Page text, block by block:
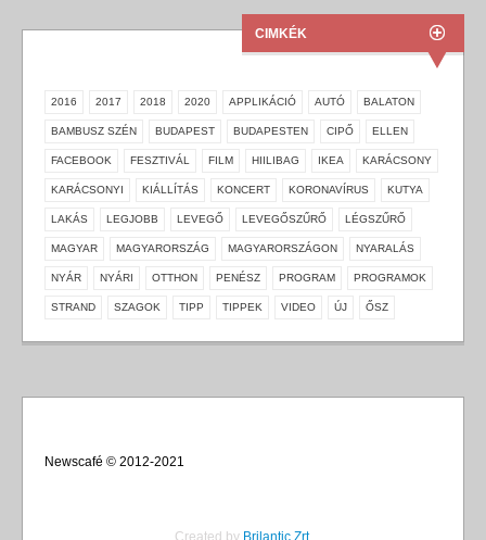
CIMKÉK
2016 2017 2018 2020 APPLIKÁCIÓ AUTÓ BALATON
BAMBUSZ SZÉN BUDAPEST BUDAPESTEN CIPŐ ELLEN
FACEBOOK FESZTIVÁL FILM HIILIBAG IKEA KARÁCSONY
KARÁCSONYI KIÁLLÍTÁS KONCERT KORONAVÍRUS KUTYA
LAKÁS LEGJOBB LEVEGŐ LEVEGŐSZŰRŐ LÉGSZŰRŐ
MAGYAR MAGYARORSZÁG MAGYARORSZÁGON NYARALÁS
NYÁR NYÁRI OTTHON PENÉSZ PROGRAM PROGRAMOK
STRAND SZAGOK TIPP TIPPEK VIDEO ÚJ ŐSZ
Newscafé © 2012-2021
Created by Brilantic Zrt.